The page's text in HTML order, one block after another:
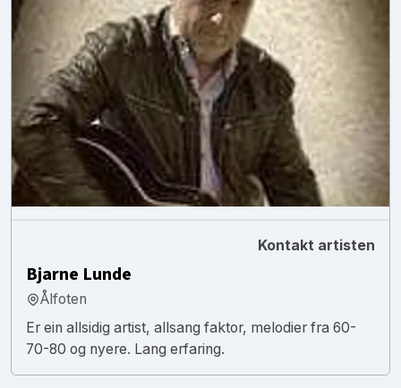
Kontakt artisten
Bjarne Lunde
Ålfoten
Er ein allsidig artist, allsang faktor, melodier fra 60-
70-80 og nyere. Lang erfaring.